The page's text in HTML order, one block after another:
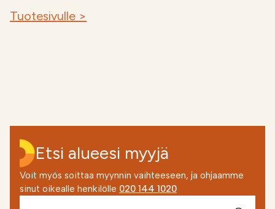
Tuotesivulle >
Etsi alueesi myyjä
Voit myös soittaa myynnin vaihteeseen, ja ohjaamme
sinut oikealle henkilölle 020 144 1020